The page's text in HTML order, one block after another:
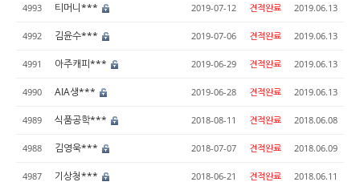
4993 티머니*** 2019-07-12 견적완료 2019.06.13
4992 김윤수*** 2019-07-06 견적완료 2019.06.13
4991 아주캐피*** 2019-06-29 견적완료 2019.06.13
4990 AIA생*** 2019-06-28 견적완료 2019.06.13
4989 식품공학*** 2018-08-11 견적완료 2018.06.08
4988 김영욱*** 2018-07-07 견적완료 2018.06.09
4987 기상청*** 2018-06-21 견적완료 2018.06.11